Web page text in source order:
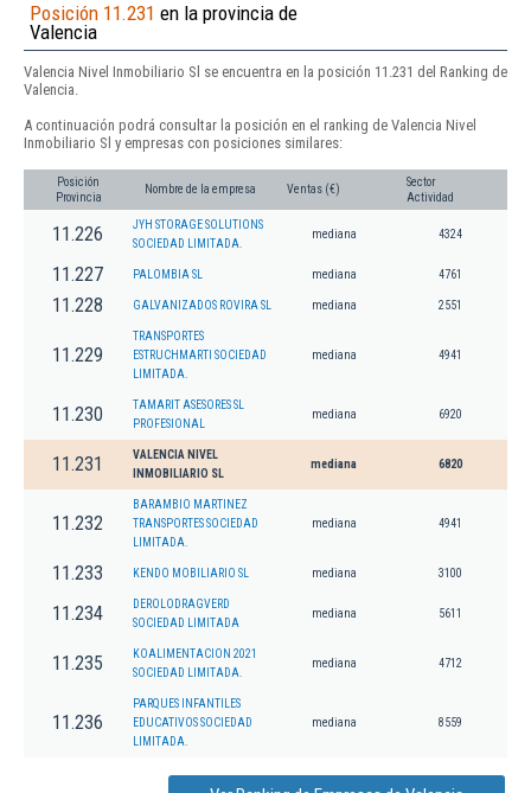
Posición 11.231 en la provincia de
Valencia
Valencia Nivel Inmobiliario Sl se encuentra en la posición 11.231 del Ranking de
Valencia.
A continuación podrá consultar la posición en el ranking de Valencia Nivel
Inmobiliario Sl y empresas con posiciones similares:
Posición
Provincia
Nombre de la empresa Ventas (€)
Sector
Actividad
11.226
JYH STORAGE SOLUTIONS
SOCIEDAD LIMITADA.
mediana 4324
11.227 PALOMBIA SL mediana 4761
11.228 GALVANIZADOS ROVIRA SL mediana 2551
11.229
TRANSPORTES
ESTRUCHMARTI SOCIEDAD
LIMITADA.
mediana 4941
11.230
TAMARIT ASESORES SL
PROFESIONAL
mediana 6920
11.231
VALENCIA NIVEL
INMOBILIARIO SL
mediana 6820
11.232
BARAMBIO MARTINEZ
TRANSPORTES SOCIEDAD
LIMITADA.
mediana 4941
11.233 KENDO MOBILIARIO SL mediana 3100
11.234
DEROLODRAGVERD
SOCIEDAD LIMITADA
mediana 5611
11.235
KOALIMENTACION 2021
SOCIEDAD LIMITADA.
mediana 4712
11.236
PARQUES INFANTILES
EDUCATIVOS SOCIEDAD
LIMITADA.
mediana 8559